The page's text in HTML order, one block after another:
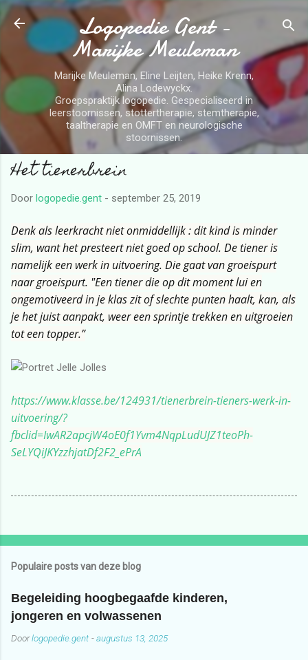
Doorgaan naar hoofdcontent
Logopedie Gent -
Marijke Meuleman
Marijke Meuleman, Eline Leijten, Heike Krenn,
Alina Lodewyckx.
Groepspraktijk logopedie. Gespecialiseerd in
leerstoornissen, stottertherapie, stemtherapie,
taaltherapie en OMFT en neurologische
stoornissen.
Het tienerbrein
Door logopedie.gent - september 25, 2019
Denk als leerkracht niet onmiddellijk : dit kind is minder
slim, want het presteert niet goed op school. De tiener is
namelijk een werk in uitvoering. Die gaatvan groeispurt
naar groeispurt. "Een tiener die op dit moment lui en
ongemotiveerd in je klas zit of slechte punten haalt, kan, als
je het juist aanpakt, weer een sprintje trekken en uitgroeien
tot een topper.”
https://www.klasse.be/124931/tienerbrein-tieners-werk-in-
uitvoering/?
fbclid=IwAR2apcjW4oE0f1Yvm4NqpLudUJZ1teoPh-
SeLYQiJKYzzhjatDf2F2_ePrA
Populaire posts van deze blog
Begeleiding hoogbegaafde kinderen,
jongeren en volwassenen
Doorlogopedie.gent -augustus 13, 2025